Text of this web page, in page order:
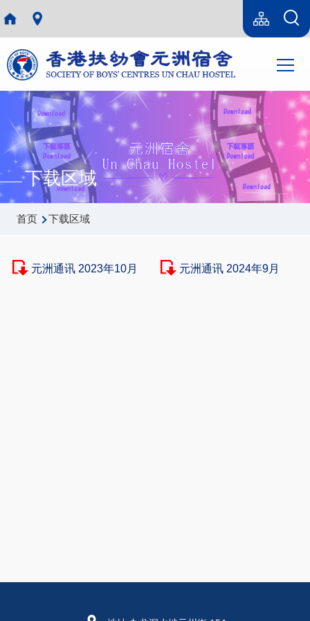
跳转到主要内容
Language
switcher
Sitemap(SC)
导
航
下载区域
面
屑
首页 下载区域
元洲通讯 2023年10月 元洲通讯 2024年9月